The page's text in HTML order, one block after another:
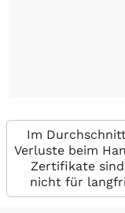
Im
Verluste beim
Zertifikate
nicht für